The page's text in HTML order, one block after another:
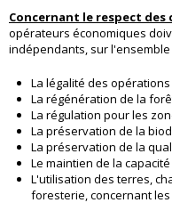
Concernant le respect
opérateurs économiques
indépendants, sur
La légalité des
La régénération de la
La régulation pour les
La préservation de la
La préservation de la
Le maintien de la
L'utilisation des terres,
foresterie, concernant